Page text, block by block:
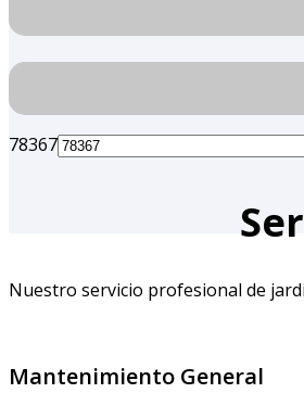
78367
Nuestro servicio profesional de
Mantenimiento General